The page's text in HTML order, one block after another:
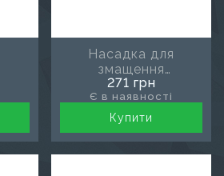
Насадка для
змащення
наконечника NSK
271 грн
Є в наявності
Купити